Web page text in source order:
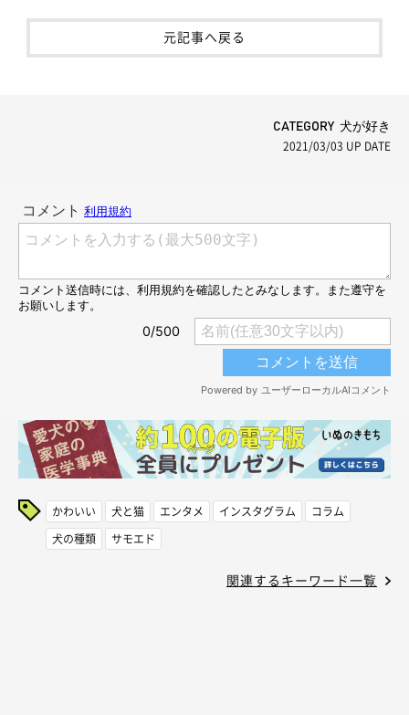
元記事へ戻る
CATEGORY 犬が好き
2021/03/03 UP DATE
かわいい 犬と猫 エンタメ インスタグラム
コラム
犬の種類
サモエド
関連するキーワード一覧